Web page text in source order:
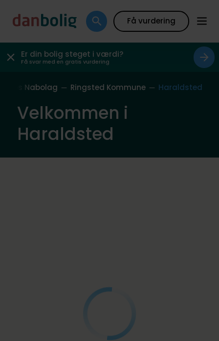
Få vurdering
Er din bolig steget i værdi?
Få svar med en gratis vurdering
Vores Nabolag Ringsted Kommune Haraldsted
Velkommen i
Haraldsted